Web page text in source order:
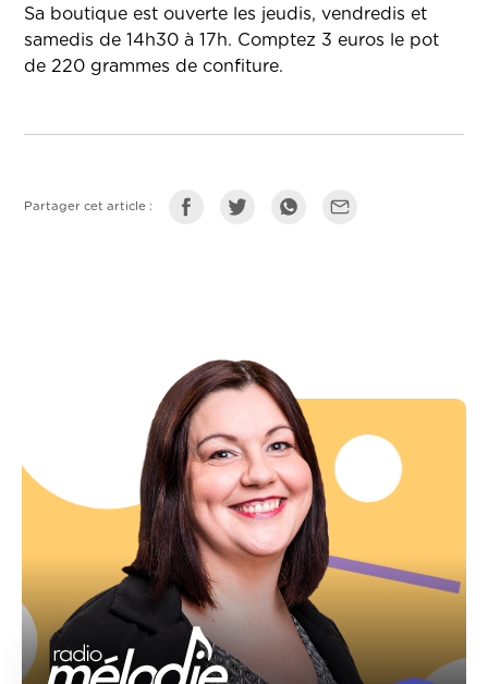
Sa boutique est ouverte les jeudis, vendredis et
samedis de 14h30 à 17h. Comptez 3 euros le pot
de 220 grammes de confiture.
Partager cet article :